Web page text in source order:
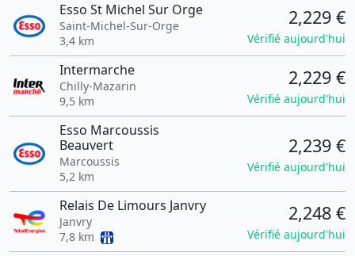
Esso St Michel Sur Orge
Saint-Michel-Sur-Orge
3,4 km
2,229 €
Vérifié aujourd'hui
Intermarche
Chilly-Mazarin
9,5 km
2,229 €
Vérifié aujourd'hui
Esso Marcoussis
Beauvert
Marcoussis
5,2 km
2,239 €
Vérifié aujourd'hui
Relais De Limours Janvry
Janvry
7,8 km
2,248 €
Vérifié aujourd'hui